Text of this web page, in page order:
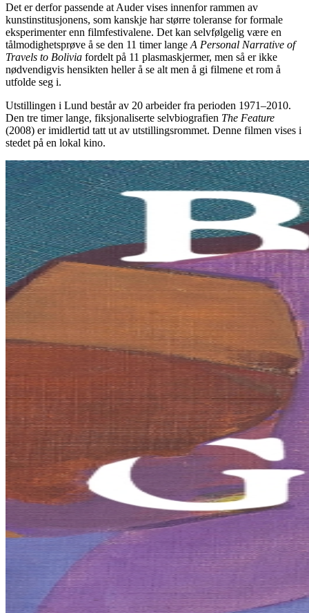
Det er derfor passende at Auder vises innenfor rammen av
kunstinstitusjonens, som kanskje har større toleranse for formale
eksperimenter enn filmfestivalene. Det kan selvfølgelig være en
tålmodighetsprøve å se den 11 timer lange A Personal Narrative of
Travels to Bolivia fordelt på 11 plasmaskjermer, men så er ikke
nødvendigvis hensikten heller å se alt men å gi filmene et rom å
utfolde seg i.
Utstillingen i Lund består av 20 arbeider fra perioden 1971–2010.
Den tre timer lange, fiksjonaliserte selvbiografien The Feature
(2008) er imidlertid tatt ut av utstillingsrommet. Denne filmen vises i
stedet på en lokal kino.